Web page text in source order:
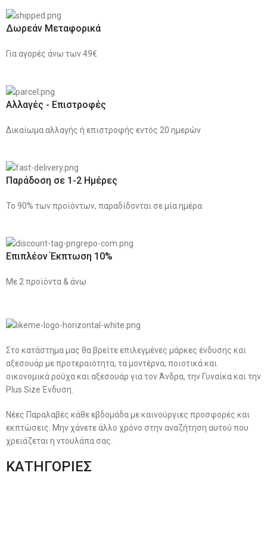
Δωρεάν Μεταφορικά
Για αγορές άνω των 49€
Αλλαγές - Επιστροφές
Δικαίωμα αλλαγής ή επιστροφής εντός 20 ημερών
Παράδοση σε 1-2 Ημέρες
Το 90% των προϊόντων, παραδίδονται σε μία ημέρα
Επιπλέον Έκπτωση 10%
Με 2 προϊόντα & άνω
Στο κατάστημα μας θα βρείτε επιλεγμένες μάρκες ένδυσης και
αξεσουάρ με προτεραιότητα, τα μοντέρνα, ποιοτικά και
οικονομικά ρούχα και αξεσουάρ για τον Άνδρα, την Γυναίκα και την
Plus Size Ένδυση.
Νέες Παραλαβές κάθε εβδομάδα με καινούργιες προσφορές και
εκπτώσεις. Μην χάνετε άλλο χρόνο στην αναζήτηση αυτού που
χρειάζεται η ντουλάπα σας.
ΚΑΤΗΓΟΡΙΕΣ